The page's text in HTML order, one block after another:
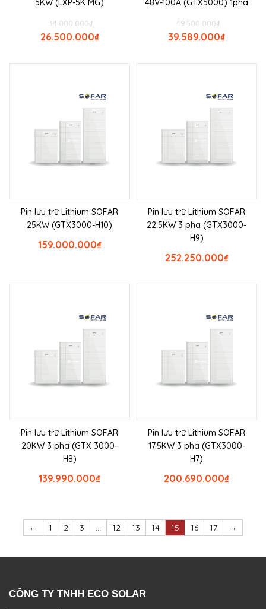
5KW (LXP-5K MG)
₫
34.000.000
₫
26.500.000
48V-100A (GTX5000) 1pha
₫
49.500.000
₫
39.589.000
Pin lưu trữ Lithium SOFAR
25KW (GTX3000-H10)
₫
159.000.000
Pin lưu trữ Lithium SOFAR
22.5KW 3 pha (GTX3000-
H9)
₫
252.250.000
Pin lưu trữ Lithium SOFAR
20KW 3 pha (GTX 3000-
H8)
₫
139.990.000
Pin lưu trữ Lithium SOFAR
17.5KW 3 pha (GTX3000-
H7)
₫
200.690.000
← 1 2 3 … 12 13 14 15 16 17 →
CÔNG TY TNHH ECO SOLAR